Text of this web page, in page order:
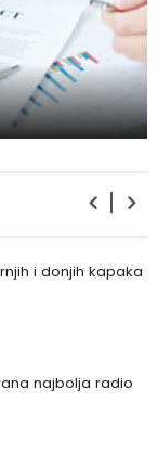
svoje lice?
i donjih kapaka
najbolja radio